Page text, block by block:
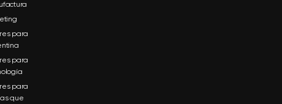
para
para
para
que